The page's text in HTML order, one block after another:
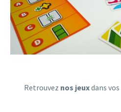
Retrouvez nos jeuxdans vos